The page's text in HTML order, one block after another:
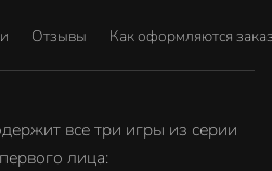
Отзывы Как оформляются
все три игры из серии
лица: